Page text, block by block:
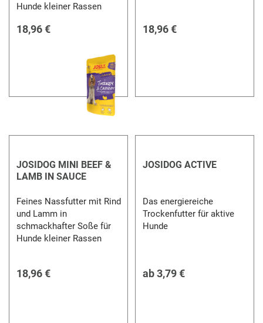
Hunde kleiner Rassen
18,96 € 18,96 €
JOSIDOG MINI BEEF &
LAMB IN SAUCE
Feines Nassfutter mit Rind
und Lamm in
schmackhafter Soße für
Hunde kleiner Rassen
18,96 €
JOSIDOG ACTIVE
Das energiereiche
Trockenfutter für aktive
Hunde
ab3,79 €